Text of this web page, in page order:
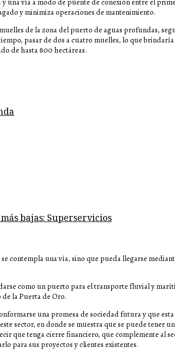
una vía a modo de puente de conexión entre el
y minimiza operaciones de mantenimiento.
de la zona del puerto de aguas profundas,
pasar de dos a cuatro muelles, lo que
de hasta 800 hectáreas.
bajas: Superservicios
contempla una vía, sino que pueda llegarse
como un puerto para el transporte fluvial y
la Puerta de Oro.
una promesa de sociedad futura y que
sector, en donde se muestra que se puede tener
que tenga cierre financiero, que complemente al
para sus proyectos y clientes existentes.